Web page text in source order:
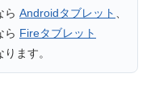
ら Androidタブレット
ら Fireタブレット
ます。